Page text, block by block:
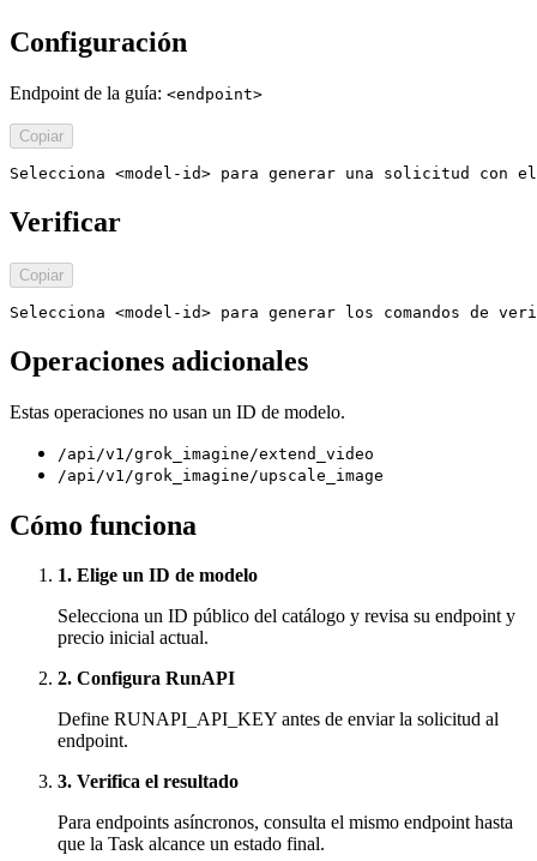
Configuración
Endpoint de la guía: <endpoint>
Copiar
Selecciona <model-id> para generar una solicitud con
Verificar
Copiar
Selecciona <model-id> para generar los comandos de
Operaciones adicionales
Estas operaciones no usan un ID de modelo.
/api/v1/grok_imagine/extend_video
/api/v1/grok_imagine/upscale_image
Cómo funciona
1. Elige un ID de modelo
Selecciona un ID público del catálogo y revisa su endpoint y
precio inicial actual.
2. Configura RunAPI
Define RUNAPI_API_KEY antes de enviar la solicitud al
endpoint.
3. Verifica el resultado
Para endpoints asíncronos, consulta el mismo endpoint hasta
que la Task alcance un estado final.